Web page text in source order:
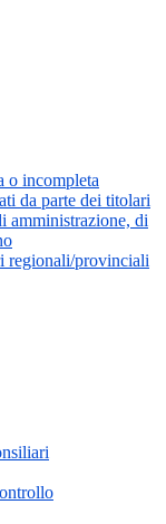
o incompleta
da parte dei titolari
amministrazione, di
regionali/provinciali